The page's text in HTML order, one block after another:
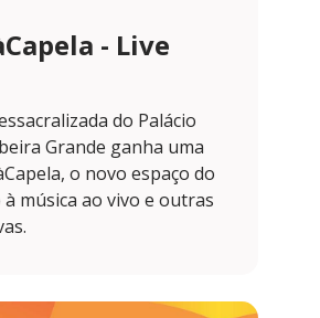
- Live
do Palácio
Grande ganha uma
o novo espaço do
à música ao vivo e outras